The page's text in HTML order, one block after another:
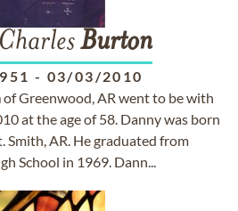
Burton
- 03/03/2010
of Greenwood, AR went to be with
at the age of 58. Danny was born
Smith, AR. He graduated from
School in 1969. Dann...